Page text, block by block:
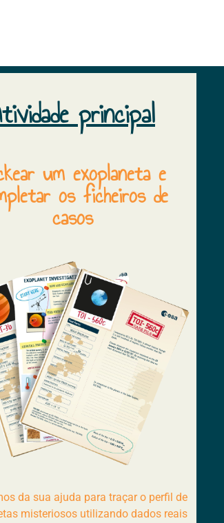
principal
um exoplaneta e
os ficheiros de
casos
da sua ajuda para traçar o perfil de
misteriosos utilizando dados reais